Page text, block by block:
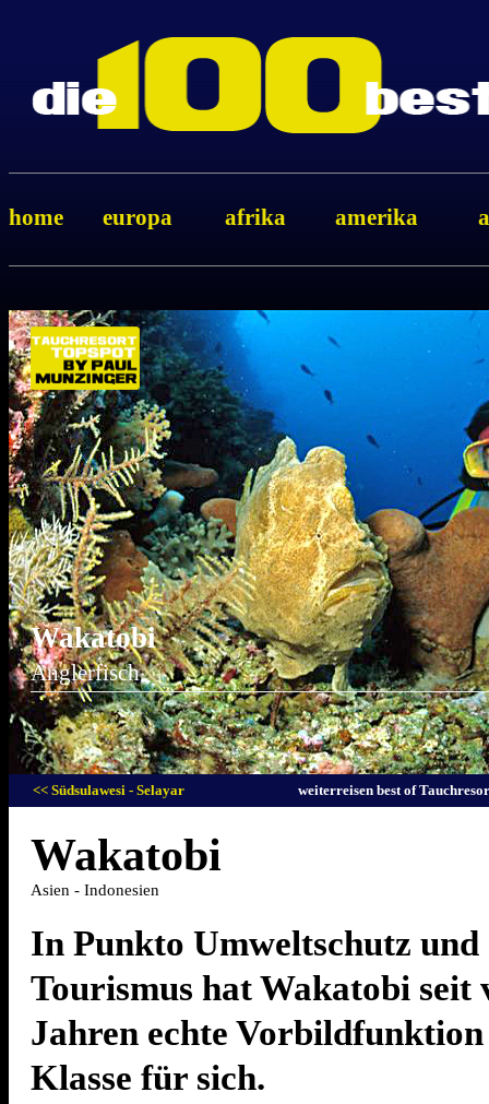
home europa afrika amerika
Wakatobi
Anglerfisch
<< Südsulawesi - Selayar weiterreisen best of
Wakatobi
Asien - Indonesien
In Punkto Umweltschutz und
Tourismus hat Wakatobi seit
Jahren echte Vorbildfunktion
Klasse für sich.